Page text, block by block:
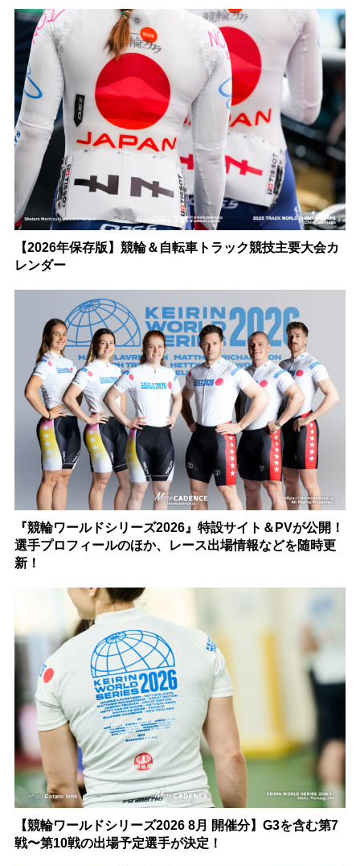
【2026年保存版】競輪＆自転車トラック競技主要大会カ
レンダー
『競輪ワールドシリーズ2026』特設サイト＆PVが公開！
選手プロフィールのほか、レース出場情報などを随時更
新！
【競輪ワールドシリーズ2026 8月 開催分】G3を含む第7
戦〜第10戦の出場予定選手が決定！